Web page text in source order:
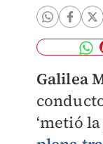
Galilea
‘metió